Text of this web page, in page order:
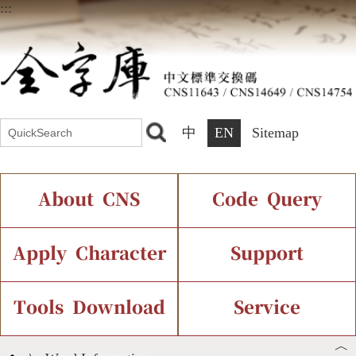
:::
中 EN Sitemap
About CNS
Introduction Current Status
Chinese Code Status
Code Query
IDS Query
Components Query
Apply Character
Application Process
Support
Font Instant Display
Tools Download Service
︿